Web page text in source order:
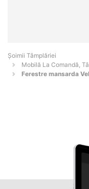
Șoimii Tâmplăriei
Mobilă La Comandă,
Ferestre mansarda